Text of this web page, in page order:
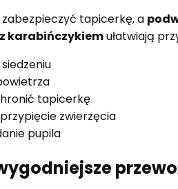
tapicerkę, a
karabińczykiemułatwiają
tapicerkę
zwierzęcia
pupila